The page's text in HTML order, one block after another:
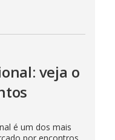
veja o
é um dos mais